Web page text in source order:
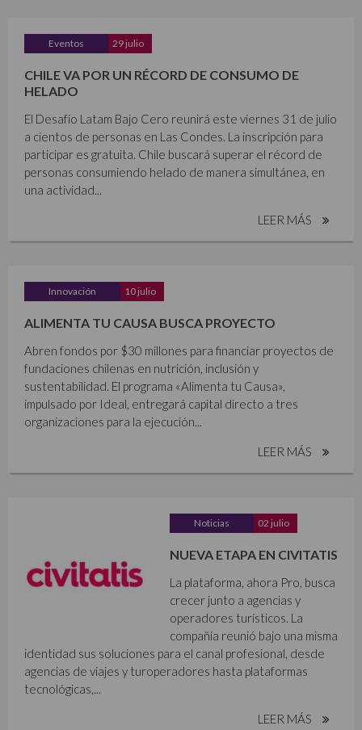
Eventos 29 julio
CHILE VA POR UN RÉCORD DE CONSUMO DE
HELADO
El Desafío Latam Bajo Cero reunirá este viernes 31 de julio
a cientos de personas en Las Condes. La inscripción para
participar es gratuita. Chile buscará superar el récord de
personas consumiendo helado de manera simultánea, en
una actividad...
LEER MÁS
Innovación 10 julio
ALIMENTA TU CAUSA BUSCA PROYECTO
Abren fondos por $30 millones para financiar proyectos de
fundaciones chilenas en nutrición, inclusión y
sustentabilidad. El programa «Alimenta tu Causa»,
impulsado por Ideal, entregará capital directo a tres
organizaciones para la ejecución...
LEER MÁS
Noticias 02 julio
NUEVA ETAPA EN CIVITATIS
La plataforma, ahora Pro, busca
crecer junto a agencias y
operadores turísticos. La
compañía reunió bajo una misma
identidad sus soluciones para el canal profesional, desde
agencias de viajes y turoperadores hasta plataformas
tecnológicas,...
LEER MÁS